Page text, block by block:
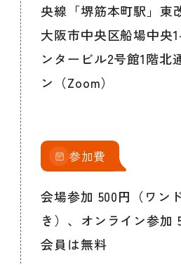
央線「堺筋本町駅」東
大阪市中央区船場中央
ンタービル2号館1階北
ン（Zoom）
参加費
会場参加 500円（ワン
き）、オンライン参
会員は無料